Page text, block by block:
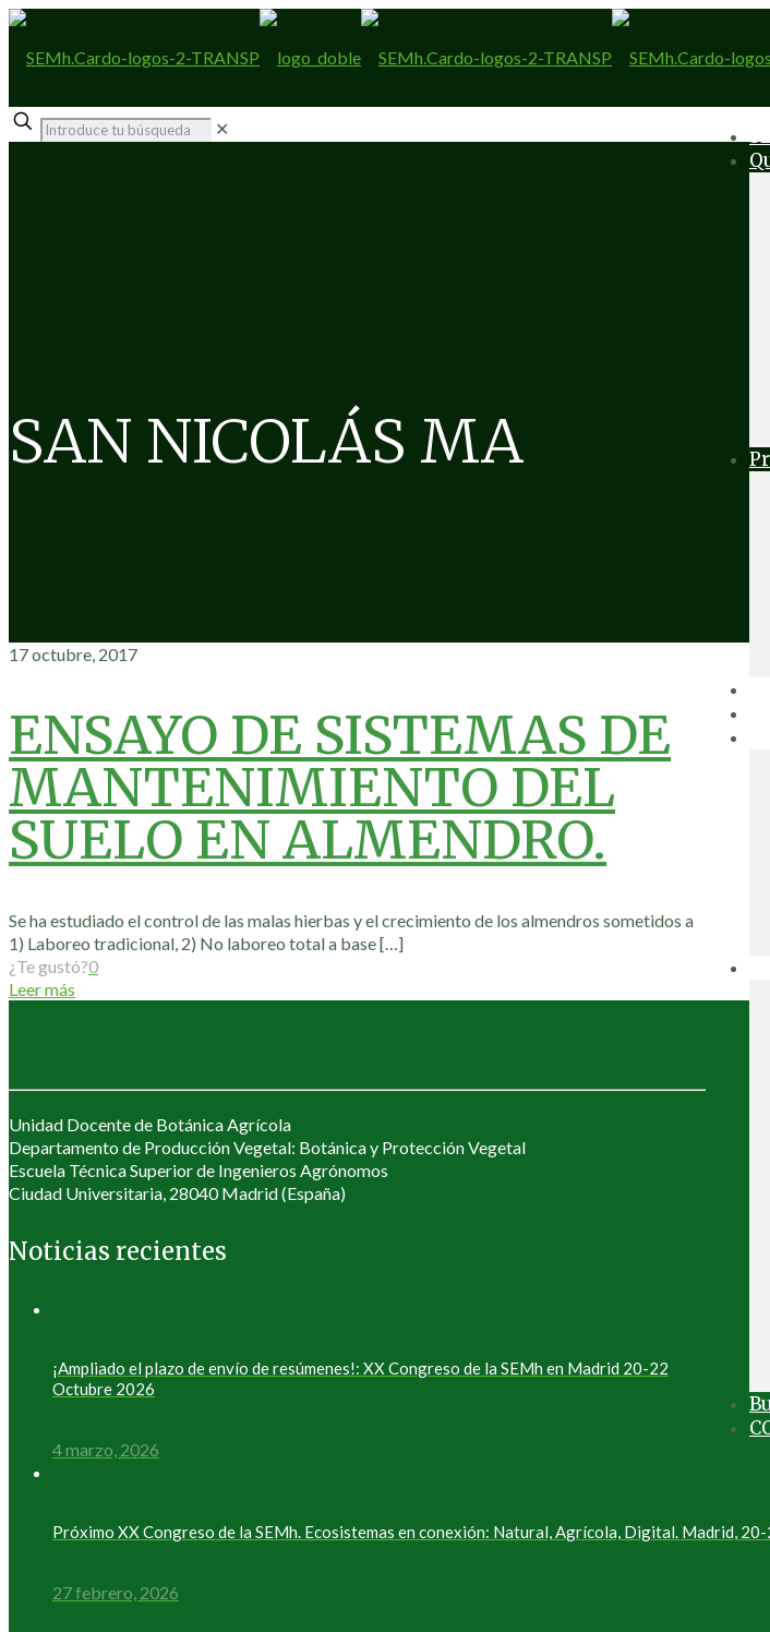
✕
SAN NICOLÁS MA
17 octubre, 2017
ENSAYO DE SISTEMAS DE
MANTENIMIENTO DEL
SUELO EN ALMENDRO.
Se ha estudiado el control de las malas hierbas y el crecimiento de los almendros sometidos a
1) Laboreo tradicional, 2) No laboreo total a base[…]
¿Te gustó?0
Leer más
Unidad Docente de Botánica Agrícola
Departamento de Producción Vegetal: Botánica y Protección Vegetal
Escuela Técnica Superior de Ingenieros Agrónomos
Ciudad Universitaria, 28040 Madrid (España)
Noticias recientes
¡Ampliado el plazo de envío de resúmenes!: XX Congreso de la SEMh en Madrid 20-22
Octubre 2026
4 marzo, 2026
Próximo XX Congreso de la SEMh. Ecosistemas en conexión: Natural, Agrícola, Digital. Madrid,
27 febrero, 2026